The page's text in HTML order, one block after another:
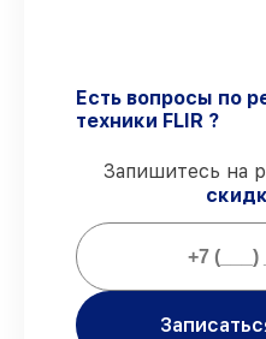
тепловизоров
переносов.
услуги и детали
предоставляется
Мы гарантируем:
Есть вопросы по
техники FLIR ?
Запишитесь на